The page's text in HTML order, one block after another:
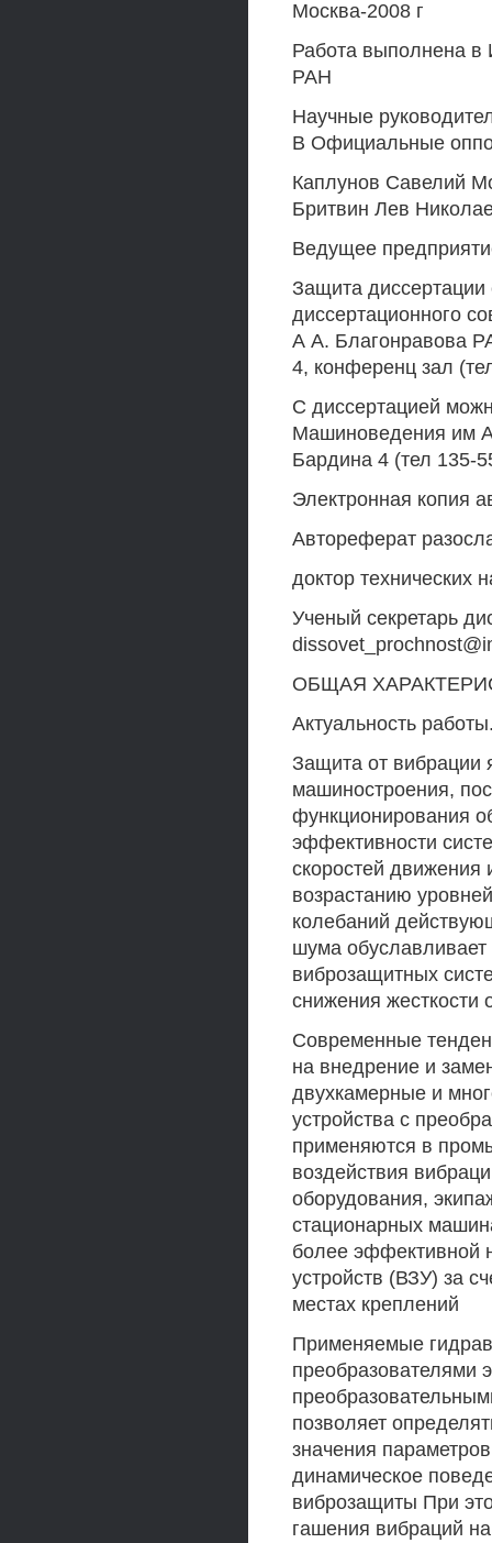
Москва-2008 г
Работа выполнена
РАН
Научные
В Официальные
Каплунов Савелий
Бритвин Лев
Ведущее
Защита диссертации
диссертационного
А А. Благонравова
4, конференц зал
С диссертацией
Машиноведения им
Бардина 4 (тел 135-
Электронная копия
Автореферат
доктор технических
Ученый секретарь
ОБЩАЯ
Актуальность
Защита от вибрации
машиностроения,
функционирования
эффективности
скоростей движения
возрастанию
колебаний
шума
виброзащитных
снижения жесткости
Современные
на внедрение и
двухкамерные и
устройства с
применяются в
воздействия
оборудования,
стационарных
более эффективной
устройств (ВЗУ) за
местах креплений
Применяемые
преобразователями
позволяет
значения
динамическое
виброзащиты При
гашения вибраций